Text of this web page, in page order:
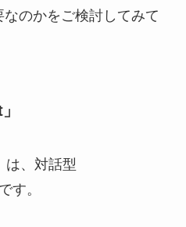
のかをご検討してみて
は、対話型
す。